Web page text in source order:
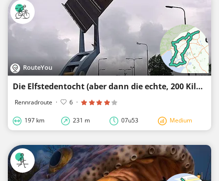
RouteYou
Die Elfstedentocht (aber dann die echte, 200 Kilometer)
Rennradroute · 6 ·
197 km 231 m 07u53 Medium